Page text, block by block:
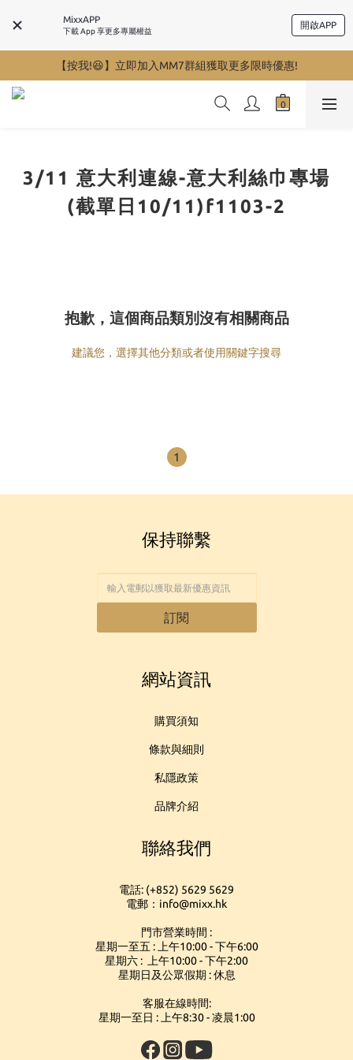
MixxAPP
下載 App 享更多專屬權益
開啟APP
【按我!😆】立即加入MM7群組獲取更多限時優惠!
3/11 意大利連線-意大利絲巾專場
(截單日10/11)f1103-2
抱歉，這個商品類別沒有相關商品
建議您，選擇其他分類或者使用關鍵字搜尋
1
保持聯繫
訂閱
網站資訊
購買須知
條款與細則
私隱政策
品牌介紹
聯絡我們
電話: (+852) 5629 5629
電郵：info@mixx.hk
門市營業時間 :
星期一至五 : 上午10:00 - 下午6:00
星期六 : 上午10:00 - 下午2:00
星期日及公眾假期 : 休息
客服在線時間:
星期一至日 : 上午8:30 - 凌晨1:00